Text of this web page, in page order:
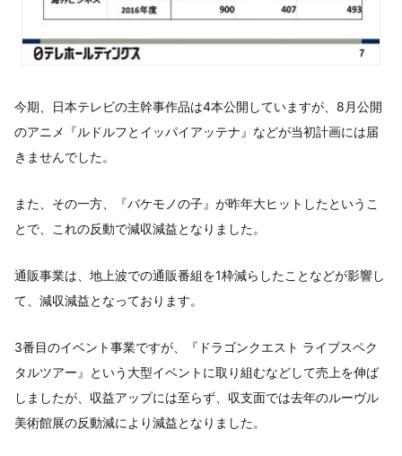
今期、日本テレビの主幹事作品は4本公開していますが、8月公開
のアニメ『ルドルフとイッパイアッテナ』などが当初計画には届
きませんでした。
また、その一方、『バケモノの子』が昨年大ヒットしたというこ
とで、これの反動で減収減益となりました。
通販事業は、地上波での通販番組を1枠減らしたことなどが影響し
て、減収減益となっております。
3番目のイベント事業ですが、『ドラゴンクエスト ライブスペク
タルツアー』という大型イベントに取り組むなどして売上を伸ば
しましたが、収益アップには至らず、収支面では去年のルーヴル
美術館展の反動減により減益となりました。